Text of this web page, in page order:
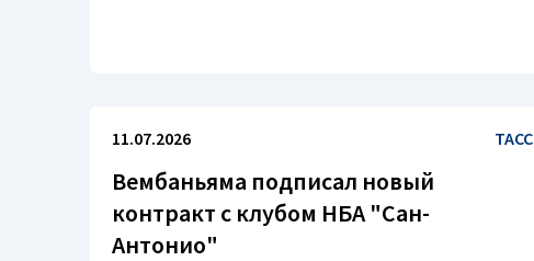
11.07.2026 ТАСС
Вембаньяма подписал новый
контракт с клубом НБА "Сан-
Антонио"